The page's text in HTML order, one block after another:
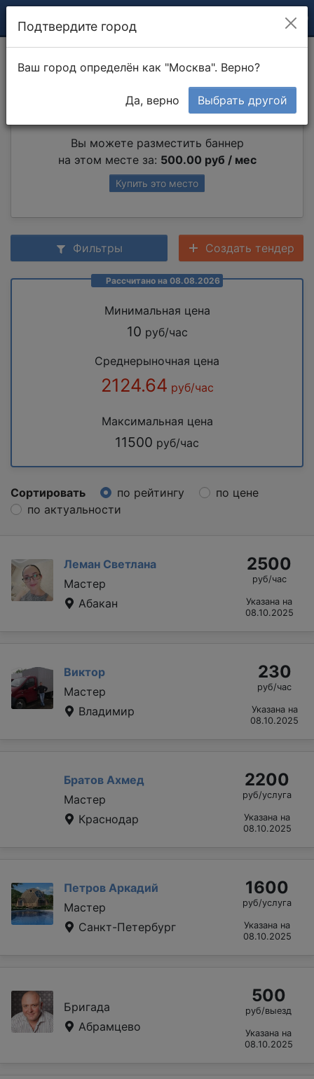
Консультация
Вы можете разместить баннер
на этом месте за: 500.00 руб / мес
Купить это место
Фильтры Создать тендер
Рассчитано на 08.08.2026
Минимальная цена
10 руб/час
Среднерыночная цена
2124.64 руб/час
Максимальная цена
11500 руб/час
Сортировать по рейтингу
по цене
по актуальности
Леман Светлана
Мастер
Абакан
2500
руб/час
Указана на
08.10.2025
Виктор
Мастер
Владимир
230
руб/час
Указана на
08.10.2025
Братов Ахмед
Мастер
Краснодар
2200
руб/услуга
Указана на
08.10.2025
Петров Аркадий
Мастер
Санкт-Петербург
1600
руб/услуга
Указана на
08.10.2025
Бригада
Абрамцево
500
руб/выезд
Указана на
08.10.2025
Подтвердите город
Ваш город определён как "Москва". Верно?
Да, верно Выбрать другой